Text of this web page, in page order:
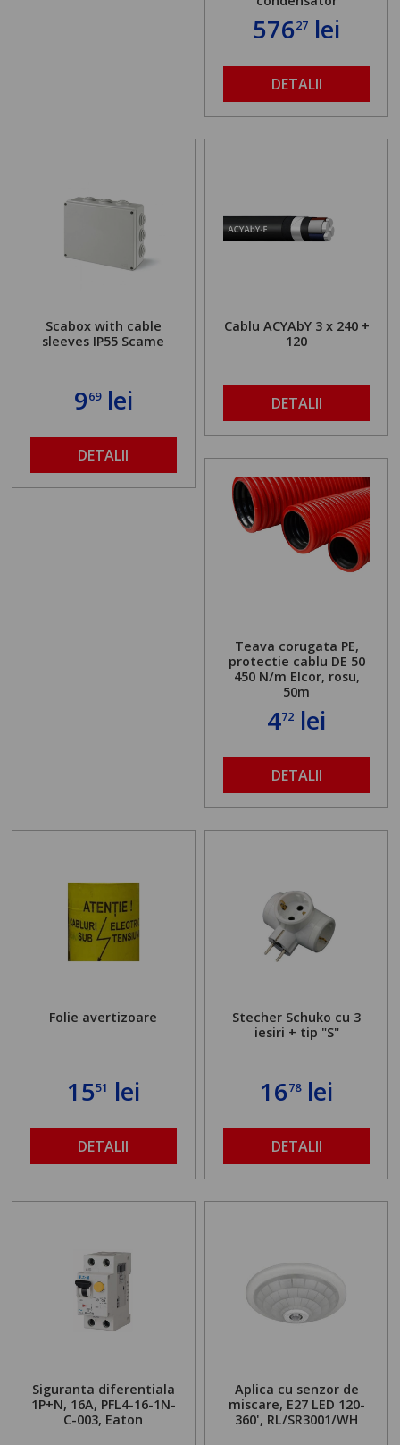
57627 lei
DETALII
Scabox with cable
sleeves IP55 Scame
969lei
DETALII
Cablu ACYAbY 3 x 240 +
120
DETALII
Teava corugata PE,
protectie cablu DE 50
450 N/m Elcor, rosu,
50m
472 lei
DETALII
Folie avertizoare
1551 lei
DETALII
Stecher Schuko cu 3
iesiri + tip "S"
1678lei
DETALII
Siguranta diferentiala
1P+N, 16A, PFL4-16-1N-
C-003, Eaton
Aplica cu senzor de
miscare, E27 LED 120-
360', RL/SR3001/WH